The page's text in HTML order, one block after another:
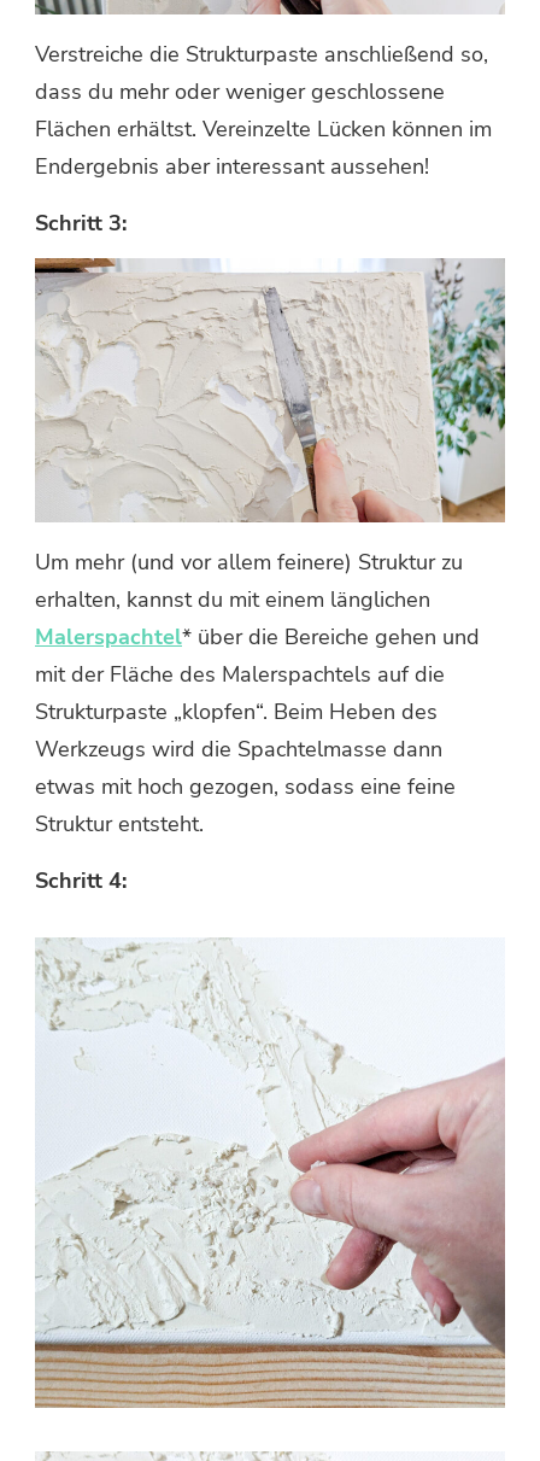
Verstreiche die Strukturpaste anschließend so,
dass du mehr oder weniger geschlossene
Flächen erhältst. Vereinzelte Lücken können im
Endergebnis aber interessant aussehen!
Schritt 3:
Um mehr (und vor allem feinere) Struktur zu
erhalten, kannst du mit einem länglichen
Malerspachtel* über die Bereiche gehen und
mit der Fläche des Malerspachtels auf die
Strukturpaste „klopfen“. Beim Heben des
Werkzeugs wird die Spachtelmasse dann
etwas mit hoch gezogen, sodass eine feine
Struktur entsteht.
Schritt 4: